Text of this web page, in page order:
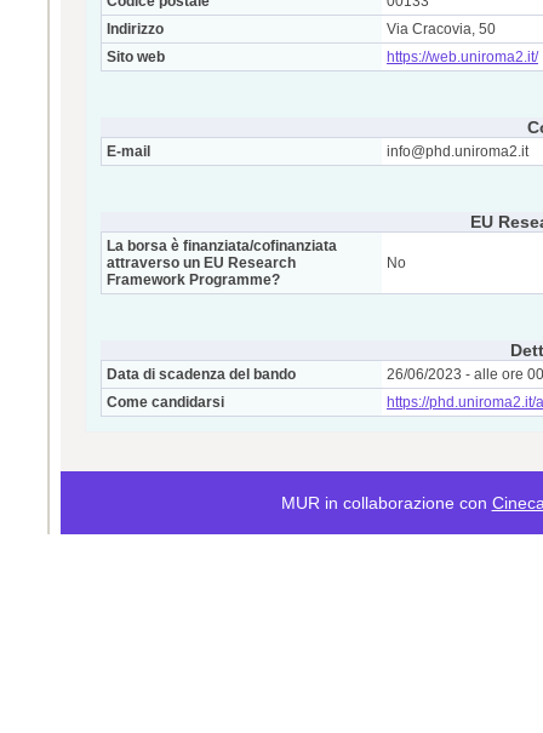
Indirizzo
Via Cracovia, 50
Sito web
https://web.uniroma2.it/
E-mail info@phd.uniroma2.it
EU
La borsa è finanziata/cofinanziata
attraverso un EU Research
Framework Programme?
No
Data di scadenza del bando
26/06/2023 - alle ore
Come candidarsi
https://
MUR in collaborazione con